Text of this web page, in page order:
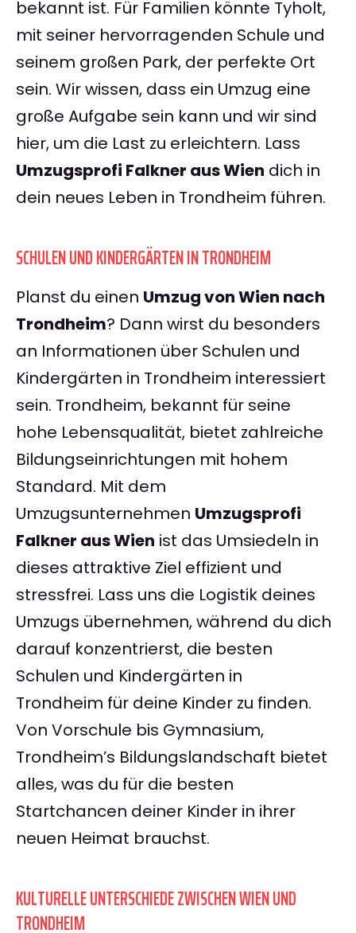
bekannt ist. Für Familien könnte Tyholt,
mit seiner hervorragenden Schule und
seinem großen Park, der perfekte Ort
sein. Wir wissen, dass ein Umzug eine
große Aufgabe sein kann und wir sind
hier, um die Last zu erleichtern. Lass
Umzugsprofi Falkner aus Wien dich in
dein neues Leben in Trondheim führen.
SCHULEN UND KINDERGÄRTEN IN TRONDHEIM
Planst du einen Umzug von Wien nach
Trondheim? Dann wirst du besonders
an Informationen über Schulen und
Kindergärten in Trondheim interessiert
sein. Trondheim, bekannt für seine
hohe Lebensqualität, bietet zahlreiche
Bildungseinrichtungen mit hohem
Standard. Mit dem
Umzugsunternehmen Umzugsprofi
Falkner aus Wien ist das Umsiedeln in
dieses attraktive Ziel effizient und
stressfrei. Lass uns die Logistik deines
Umzugs übernehmen, während du dich
darauf konzentrierst, die besten
Schulen und Kindergärten in
Trondheim für deine Kinder zu finden.
Von Vorschule bis Gymnasium,
Trondheim’s Bildungslandschaft bietet
alles, was du für die besten
Startchancen deiner Kinder in ihrer
neuen Heimat brauchst.
KULTURELLE UNTERSCHIEDE ZWISCHEN WIEN UND
TRONDHEIM